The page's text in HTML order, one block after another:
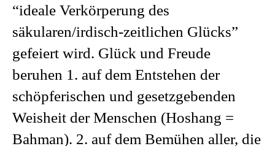
“ideale Verkörperung des
säkularen/irdisch-zeitlichen Glücks”
gefeiert wird. Glück und Freude
beruhen 1. auf dem Entstehen der
schöpferischen und gesetzgebenden
Weisheit der Menschen (Hoshang =
Bahman). 2. auf dem Bemühen aller, die